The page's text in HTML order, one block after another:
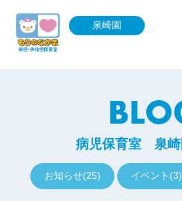
泉崎園
病児保育室 泉崎
お知らせ(25) イベント(3)